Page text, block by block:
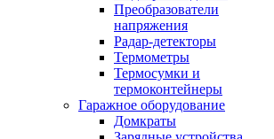
Преобразователи
напряжения
Радар-детекторы
Термометры
Термосумки и
термоконтейнеры
Гаражное оборудование
Домкраты